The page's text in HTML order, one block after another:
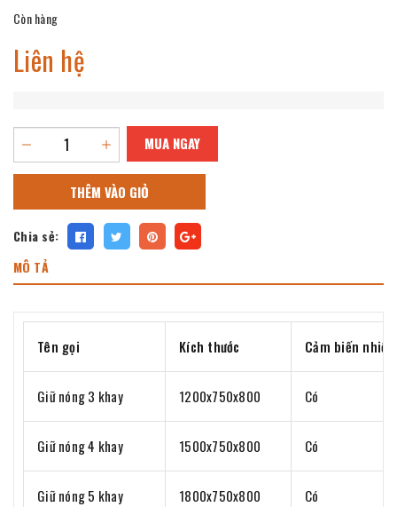
Còn hàng
Liên hệ
MUA NGAY
THÊM VÀO GIỎ
Chia sẻ:
MÔ TẢ
Tên gọi Kích thước Cảm biến nhiệt
Giữ nóng 3 khay 1200x750x800 Có
Giữ nóng 4 khay 1500x750x800 Có
Giữ nóng 5 khay 1800x750x800 Có